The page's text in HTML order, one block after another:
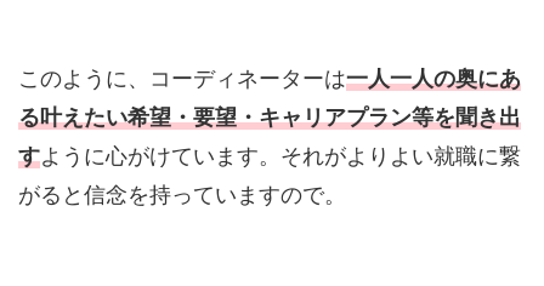
このように、コーディネーターは一人一人の奥にあ
る叶えたい希望・要望・キャリアプラン等を聞き出
すように心がけています。それがよりよい就職に繋
がると信念を持っていますので。